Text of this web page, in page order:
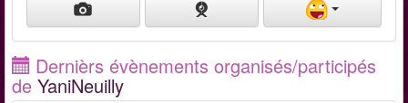
Dernièrs évènements organisés/participés
de YaniNeuilly